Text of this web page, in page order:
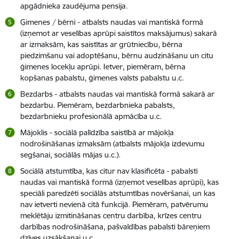
apgādnieka zaudējuma pensija.
Ģimenes / bērni - atbalsts naudas vai mantiskā formā
(izņemot ar veselības aprūpi saistītos maksājumus) sakarā
ar izmaksām, kas saistītas ar grūtniecību, bērna
piedzimšanu vai adoptēšanu, bērnu audzināšanu un citu
ģimenes locekļu aprūpi. Ietver, piemēram, bērna
kopšanas pabalstu, ģimenes valsts pabalstu u.c.
Bezdarbs - atbalsts naudas vai mantiskā formā sakarā ar
bezdarbu. Piemēram, bezdarbnieka pabalsts,
bezdarbnieku profesionālā apmācība u.c.
Mājoklis - sociālā palīdzība saistībā ar mājokļa
nodrošināšanas izmaksām (atbalsts mājokļa izdevumu
segšanai, sociālās mājas u.c.).
Sociālā atstumtība, kas citur nav klasificēta - pabalsti
naudas vai mantiskā formā (izņemot veselības aprūpi), kas
speciāli paredzēti sociālās atstumtības novēršanai, un kas
nav ietverti nevienā citā funkcijā. Piemēram, patvērumu
meklētāju izmitināšanas centru darbība, krīzes centru
darbības nodrošināšana, pašvaldības pabalsti bāreņiem